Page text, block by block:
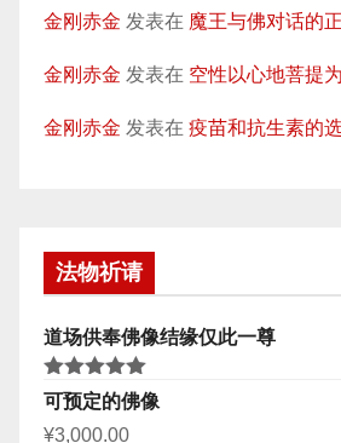
金刚赤金 发表在 魔王与佛对话的
金刚赤金 发表在 空性以心地菩提
金刚赤金 发表在 疫苗和抗生素的
法物祈请
道场供奉佛像结缘仅此一尊
评分5.00
&sol; 5
可预定的佛像
¥3,000.00